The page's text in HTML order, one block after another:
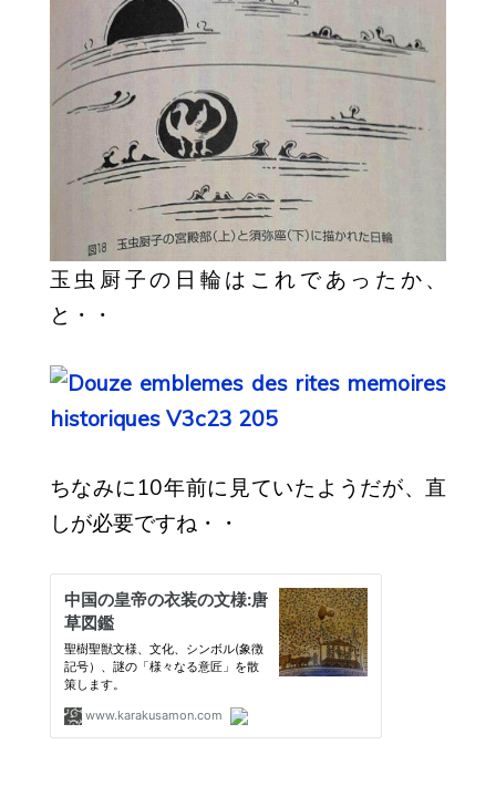
玉虫厨子の日輪はこれであったか、
と・・
ちなみに10年前に見ていたようだが、直
しが必要ですね・・